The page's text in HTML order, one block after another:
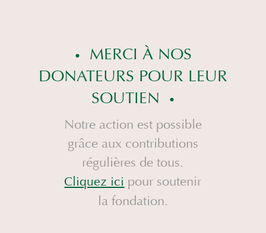
MERCI À NOS
DONATEURS POUR LEUR
SOUTIEN
Notre action est possible
grâce aux contributions
régulières de tous.
Cliquez ici pour soutenir
la fondation.